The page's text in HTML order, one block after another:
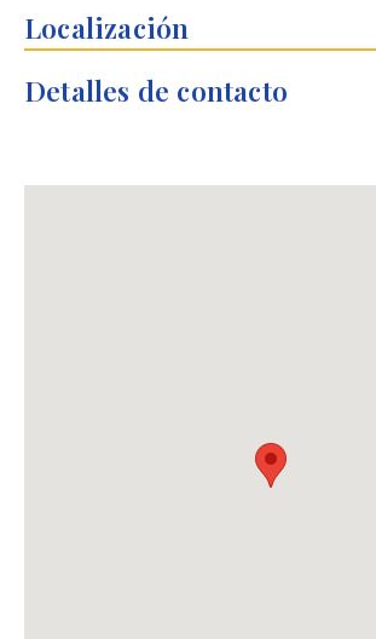
Localización
Detalles de contacto